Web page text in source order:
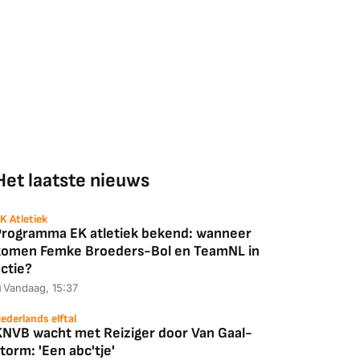
laatste nieuws
Atletiek
EK atletiek bekend: wanneer
Femke Broeders-Bol en TeamNL in
Vandaag, 15:37
elftal
wacht met Reiziger door Van Gaal-
'Een abc'tje'